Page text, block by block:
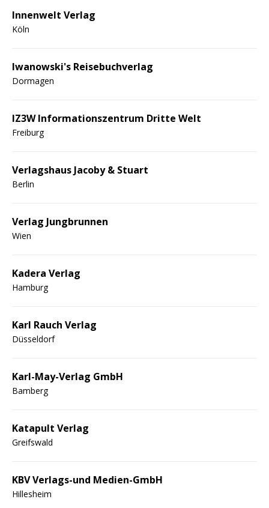
Innenwelt Verlag
Köln
Iwanowski's Reisebuchverlag
Dormagen
IZ3W Informationszentrum Dritte Welt
Freiburg
Verlagshaus Jacoby & Stuart
Berlin
Verlag Jungbrunnen
Wien
Kadera Verlag
Hamburg
Karl Rauch Verlag
Düsseldorf
Karl-May-Verlag GmbH
Bamberg
Katapult Verlag
Greifswald
KBV Verlags-und Medien-GmbH
Hillesheim